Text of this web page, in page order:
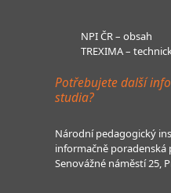
NPI ČR – obsah
TREXIMA –
Potřebujete další
studia?
Národní pedagogický
informačně poradenská
Senovážné náměstí 25,